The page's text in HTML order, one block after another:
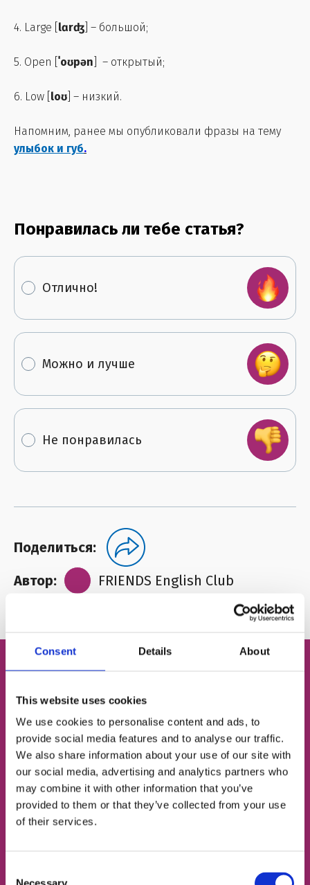
Consent Details About
This website uses cookies
We use cookies to personalise content and ads, to
provide social media features and to analyse our traffic.
We also share information about your use of our site with
our social media, advertising and analytics partners who
may combine it with other information that you’ve
provided to them or that they’ve collected from your use
of their services.
4. Large [ lɑrʤ ] – большой;
5. Open [ ˈoʊpən ] – открытый;
6. Low [ loʊ ] – низкий.
Напомним, ранее мы опубликовали фразы на тему
улыбок и губ.
Понравилась ли тебе статья?
Отлично!
Можно и лучше
Не понравилась
Поделиться:
Автор:
FRIENDS English Club
Бесплатный пробный
урок английского
Определим твой уровень
Подберём подходящий тип занятий